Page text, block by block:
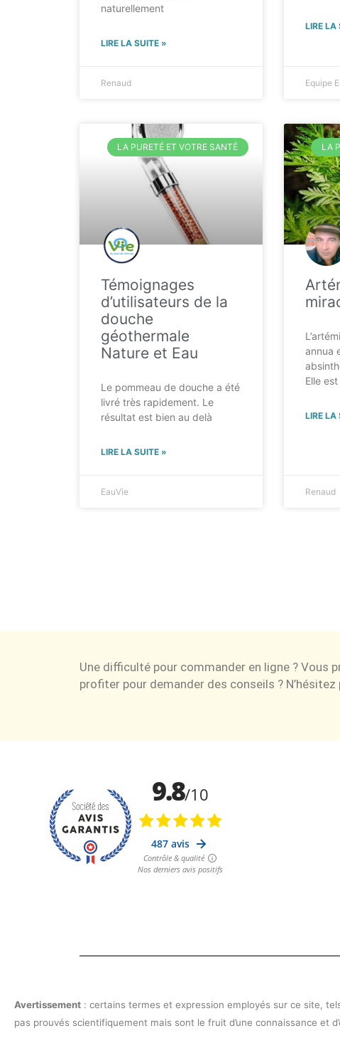
naturellement
LIRE LA SUITE »
Renaud
LIRE LA
Equipe
LA PURETÉ ET VOTRE SANTÉ
Témoignages
d’utilisateurs de la
douche
géothermale
Nature et Eau
Le pommeau de douche a été
livré très rapidement. Le
résultat est bien au delà
LIRE LA SUITE »
EauVie
LA
annua
Elle
LIRE LA
Renaud
Une difficulté pour commander en ligne ? Vous
profiter pour demander des conseils ?
Avertissement : certains termes et expression employés sur ce site,
pas prouvés scientifiquement mais sont le fruit d’une connaissance et